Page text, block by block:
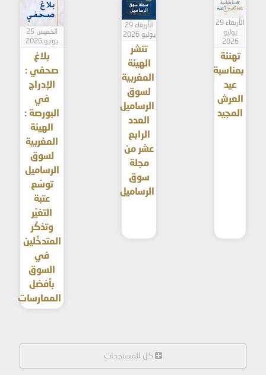
الأربعاء 29
يوليو
2026
تهنئة
بمناسبة
عيد
العرش
المجيد
الأربعاء 29
يوليو 2026
تنشر
الهيئة
المغربية
لسوق
الرساميل
العدد
الرابع
عشر من
مجلة
سوق
الرساميل
الخميس 25
يونيو 2026
بلاغ
صحفي :
الإدراج
في
البورصة :
الهيئة
المغربية
لسوق
الرساميل
توسّع
عتبة
التغيّر
وتذكّر
المتدخّلين
في
السوق
بأفضل
الممارسات
كل المستجدات